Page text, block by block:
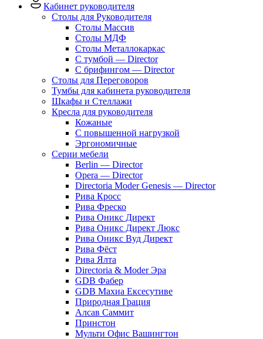
Кабинет руководителя
Столы для Руководителя
Столы Массив
Столы МДФ
Столы Металлокаркас
С тумбой — Director
C брифингом — Director
Столы для Переговоров
Тумбы для кабинета руководителя
Шкафы и Стеллажи
Кресла для руководителя
Кожаные
С повышенной нагрузкой
Эргономичные
Серии мебели
Berlin — Director
Opera — Director
Directoria Moder Genesis — Director
Рива Кросс
Рива Фреско
Рива Оникс Директ
Рива Оникс Директ Люкс
Рива Оникс Вуд Директ
Рива Фёст
Рива Ялта
Directoria & Moder Эра
GDB Фабер
GDB Махиа Ексесутиве
Природная Грация
Алсав Саммит
Принстон
Мульти Офис Вашингтон